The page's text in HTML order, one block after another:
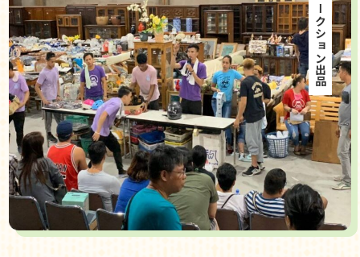
海外オークション出品